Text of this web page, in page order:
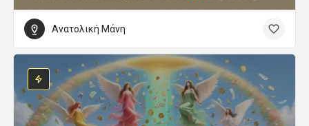
Ανατολική Μάνη